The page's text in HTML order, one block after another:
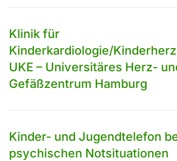
Klinik für
Kinderkardiologie/
UKE – Universitäres Herz-
Gefäßzentrum Hamburg
Kinder- und Jugendtelefon
psychischen Notsituationen